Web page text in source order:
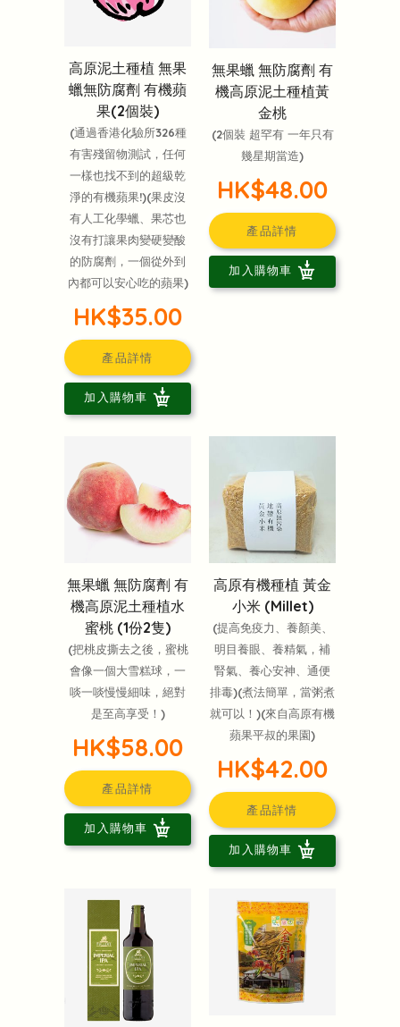
高原泥土種植 無果
蠟無防腐劑 有機蘋
果(2個裝)
(通過香港化驗所326種
有害殘留物測試，任何
一樣也找不到的超級乾
淨的有機蘋果!)(果皮沒
有人工化學蠟、果芯也
沒有打讓果肉變硬變酸
的防腐劑，一個從外到
內都可以安心吃的蘋果)
HK$35.00
產品詳情
加入購物車
無果蠟 無防腐劑 有
機高原泥土種植黃
金桃
(2個裝 超罕有 一年只有
幾星期當造)
HK$48.00
產品詳情
加入購物車
無果蠟 無防腐劑 有
機高原泥土種植水
蜜桃 (1份2隻)
(把桃皮撕去之後，蜜桃
會像一個大雪糕球，一
啖一啖慢慢細味，絕對
是至高享受！)
HK$58.00
產品詳情
加入購物車
高原有機種植 黃金
小米 (Millet)
(提高免疫力、養顏美、
明目養眼、養精氣，補
腎氣、養心安神、通便
排毒)(煮法簡單，當粥煮
就可以！)(來自高原有機
蘋果平叔的果園)
HK$42.00
產品詳情
加入購物車